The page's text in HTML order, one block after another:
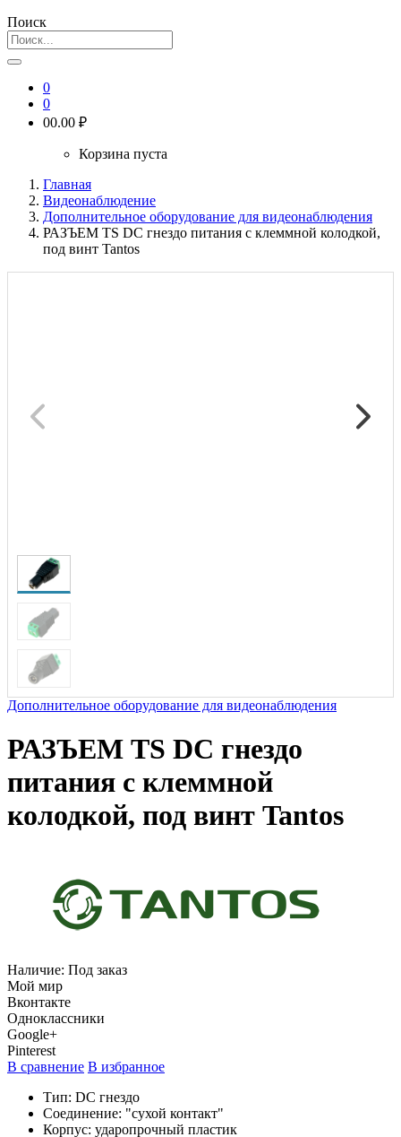
Поиск
0
0
00.00 ₽
Корзина пуста
Главная
Видеонаблюдение
Дополнительное оборудование для видеонаблюдения
РАЗЪЕМ TS DC гнездо питания с клеммной колодкой,
под винт Tantos
Дополнительное оборудование для видеонаблюдения
РАЗЪЕМ TS DC гнездо
питания с клеммной
колодкой, под винт Tantos
Наличие: Под заказ
Мой мир
Вконтакте
Одноклассники
Google+
Pinterest
В сравнение В избранное
Тип: DC гнездо
Соединение: "сухой контакт"
Корпус: ударопрочный пластик